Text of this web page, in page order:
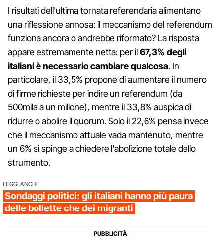
I risultati dell'ultima tornata referendaria alimentano
una riflessione annosa: il meccanismo del referendum
funziona ancora o andrebbe riformato? La risposta
appare estremamente netta: per il67,3% degli
italiani è necessario cambiare qualcosa. In
particolare, il 33,5% propone di aumentare il numero
di firme richieste per indire un referendum (da
500mila a un milione), mentre il 33,8% auspica di
ridurre o abolire il quorum. Solo il 22,6% pensa invece
che il meccanismo attuale vada mantenuto, mentre
un 6% si spinge a chiedere l'abolizione totale dello
strumento.
LEGGI ANCHE
Sondaggi politici: gli italiani hanno più paura
delle bollette che dei migranti